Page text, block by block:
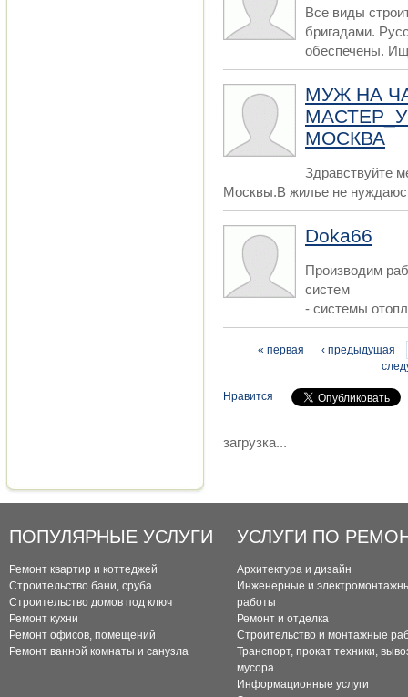
Все виды
бригадами.
обеспечены.
МУЖ НА
МОСКВА
Здравствуйте
Москвы.В жилье не
Doka66
Производим
систем
- системы
Страницы
« первая
‹ предыдущая
Нравится
загрузка...
ПОПУЛЯРНЫЕ УСЛУГИ
Ремонт квартир и коттеджей
Строительство бани, сруба
Строительство домов под ключ
Ремонт кухни
Ремонт офисов, помещений
Ремонт ванной комнаты и санузла
УСЛУГИ ПО
Архитектура и дизайн
Инженерные и
работы
Ремонт и отделка
Строительство и монтажные
Транспорт, прокат техники,
мусора
Информационные услуги